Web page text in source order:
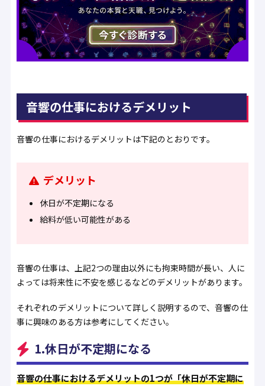
音響の仕事におけるデメリット
音響の仕事におけるデメリットは下記のとおりです。
デメリット
休日が不定期になる
給料が低い可能性がある
音響の仕事は、上記2つの理由以外にも拘束時間が長い、人に
よっては将来性に不安を感じるなどのデメリットがあります。
それぞれのデメリットについて詳しく説明するので、音響の仕
事に興味のある方は参考にしてください。
1.休日が不定期になる
音響の仕事におけるデメリットの1つが「休日が不定期に